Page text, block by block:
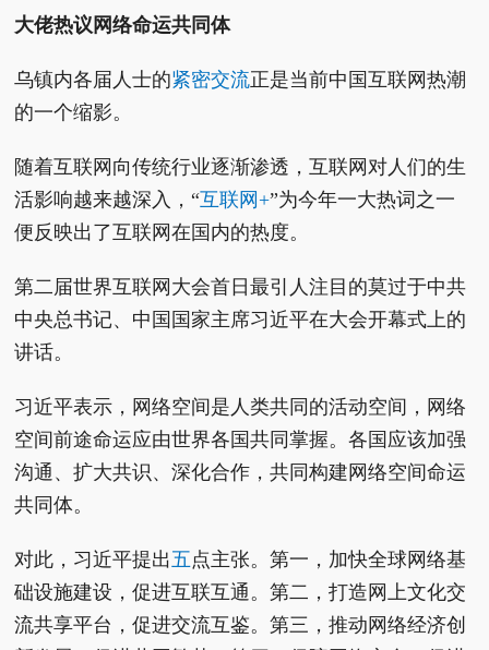
大佬热议网络命运共同体
乌镇内各届人士的紧密交流正是当前中国互联网热潮
的一个缩影。
随着互联网向传统行业逐渐渗透，互联网对人们的生
活影响越来越深入，“互联网+”为今年一大热词之一
便反映出了互联网在国内的热度。
第二届世界互联网大会首日最引人注目的莫过于中共
中央总书记、中国国家主席习近平在大会开幕式上的
讲话。
习近平表示，网络空间是人类共同的活动空间，网络
空间前途命运应由世界各国共同掌握。各国应该加强
沟通、扩大共识、深化合作，共同构建网络空间命运
共同体。
对此，习近平提出五点主张。第一，加快全球网络基
础设施建设，促进互联互通。第二，打造网上文化交
流共享平台，促进交流互鉴。第三，推动网络经济创